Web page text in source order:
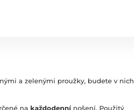
a zelenými proužky, budete v nich
na každodennínošení. Použitý